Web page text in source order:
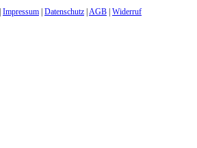
Impressum Datenschutz AGB Widerruf